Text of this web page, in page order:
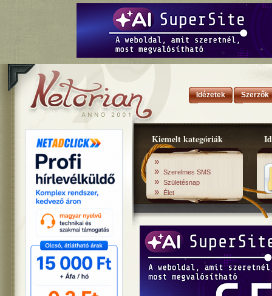
Idézetek Szerzők
Kiemelt kategóriák
»
» Szerelmes SMS
» Születésnap
» Élet